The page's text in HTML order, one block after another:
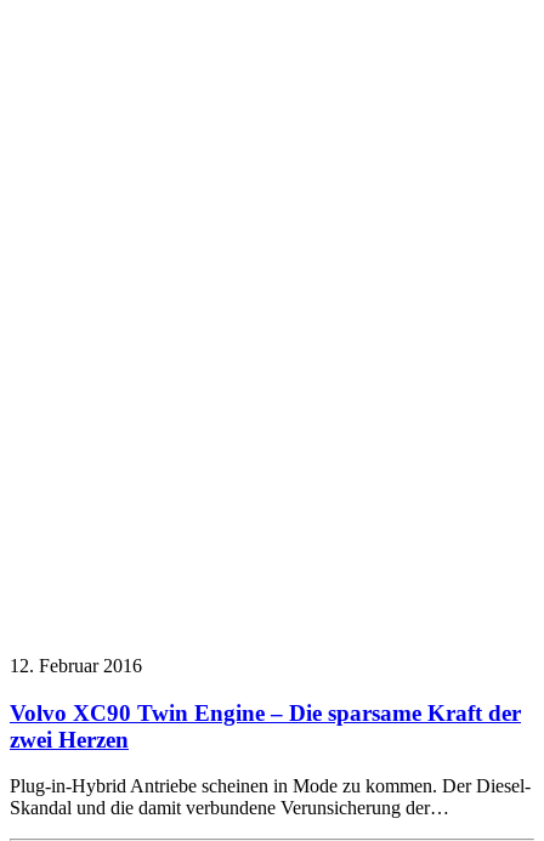
12. Februar 2016
Volvo XC90 Twin Engine – Die sparsame Kraft der
zwei Herzen
Plug-in-Hybrid Antriebe scheinen in Mode zu kommen. Der Diesel-
Skandal und die damit verbundene Verunsicherung der…